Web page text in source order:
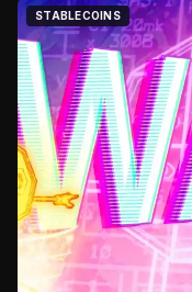
STABLECOINS